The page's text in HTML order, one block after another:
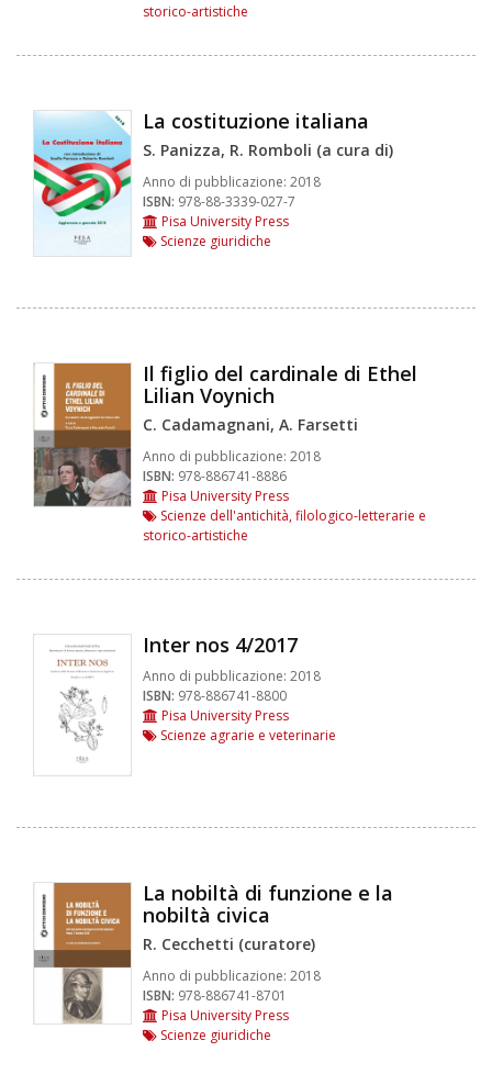
storico-artistiche
La costituzione italiana
S. Panizza, R. Romboli (a cura di)
Anno di pubblicazione: 2018
ISBN: 978-88-3339-027-7
Pisa University Press
Scienze giuridiche
Il figlio del cardinale di Ethel
Lilian Voynich
C. Cadamagnani, A. Farsetti
Anno di pubblicazione: 2018
ISBN: 978-886741-8886
Pisa University Press
Scienze dell'antichità, filologico-letterarie e
storico-artistiche
Inter nos 4/2017
Anno di pubblicazione: 2018
ISBN: 978-886741-8800
Pisa University Press
Scienze agrarie e veterinarie
La nobiltà di funzione e la
nobiltà civica
R. Cecchetti (curatore)
Anno di pubblicazione: 2018
ISBN: 978-886741-8701
Pisa University Press
Scienze giuridiche